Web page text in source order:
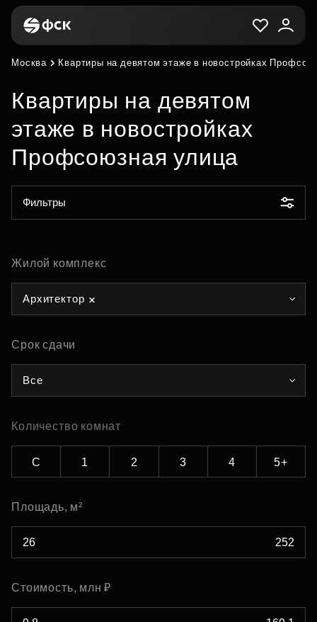
Москва Квартиры на девятом этаже в новостройках
Квартиры на девятом
этаже в новостройках
Профсоюзная улица
Фильтры
Жилой комплекс
Архитектор
Срок сдачи
Все
Количество комнат
С 1 2 3 4 5+
Площадь, м²
Стоимость, млн ₽